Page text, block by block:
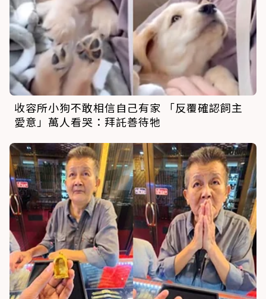
收容所小狗不敢相信自己有家 「反覆確認飼主
愛意」萬人看哭：拜託善待牠